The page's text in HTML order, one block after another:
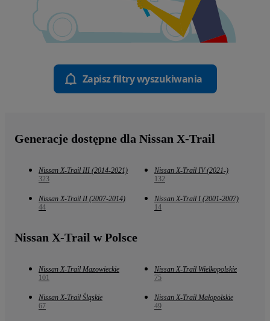
Zapisz filtry wyszukiwania
Generacje dostępne dla Nissan X-Trail
Nissan X-Trail III (2014-2021)
323
Nissan X-Trail IV (2021-)
132
Nissan X-Trail II (2007-2014)
44
Nissan X-Trail I (2001-2007)
14
Nissan X-Trail w Polsce
Nissan X-Trail Mazowieckie
101
Nissan X-Trail Wielkopolskie
75
Nissan X-Trail Śląskie
67
Nissan X-Trail Małopolskie
49